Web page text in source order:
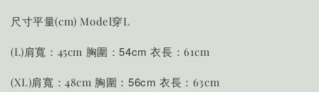
尺寸平量(cm) Model穿L
(L)肩寬：45cm 胸圍：54cm衣長：61cm
(XL)肩寬：48cm 胸圍：56cm 衣長：63cm